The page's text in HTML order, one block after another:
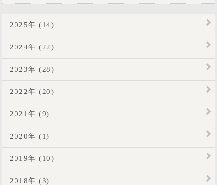
2025年 (14)
2024年 (22)
2023年 (28)
2022年 (20)
2021年 (9)
2020年 (1)
2019年 (10)
2018年 (3)